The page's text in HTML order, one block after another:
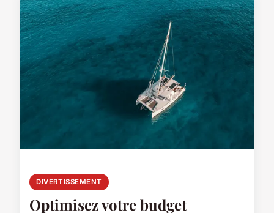
DIVERTISSEMENT
Optimisez votre budget